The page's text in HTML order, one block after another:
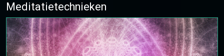
Meditatietechnieken